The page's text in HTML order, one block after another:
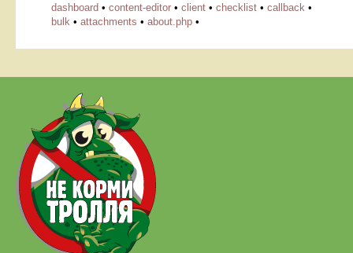
dashboard • content-editor • client • checklist • callback •
bulk • attachments • about.php •